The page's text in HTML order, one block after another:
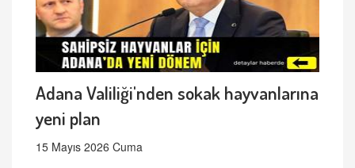
Adana Valiliği'nden sokak hayvanlarına
yeni plan
15 Mayıs 2026 Cuma